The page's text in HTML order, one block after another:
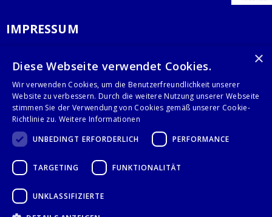
IMPRESSUM
AGB
KONTAKT
Stalgast GmbH
28359 Bremen
+49 421 408844-0
×
Diese Webseite verwendet Cookies.
Wir verwenden Cookies, um die Benutzerfreundlichkeit unserer
Website zu verbessern. Durch die weitere Nutzung unserer Webseite
stimmen Sie der Verwendung von Cookies gemäß unserer Cookie-
Richtlinie zu. Weitere Informationen
UNBEDINGT ERFORDERLICH
PERFORMANCE
TARGETING FUNKTIONALITÄT
UNKLASSIFIZIERTE